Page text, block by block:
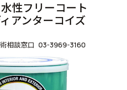
性フリーコート
アンターコイズ
相談窓口 03-3969-3160